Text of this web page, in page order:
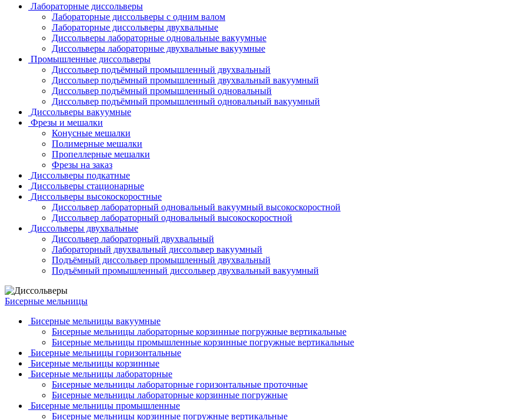
Лабораторные диссольверы
Лабораторные диссольверы с одним валом
Лабораторные диссольверы двухвальные
Диссольверы лабораторные одновальные вакуумные
Диссольверы лабораторные двухвальные вакуумные
Промышленные диссольверы
Диссольвер подъёмный промышленный двухвальный
Диссольвер подъёмный промышленный двухвальный вакуумный
Диссольвер подъёмный промышленный одновальный
Диссольвер подъёмный промышленный одновальный вакуумный
Диссольверы вакуумные
Фрезы и мешалки
Конусные мешалки
Полимерные мешалки
Пропеллерные мешалки
Фрезы на заказ
Диссольверы подкатные
Диссольверы стационарные
Диссольверы высокоскоростные
Диссольвер лабораторный одновальный вакуумный высокоскоростной
Диссольвер лабораторный одновальный высокоскоростной
Диссольверы двухвальные
Диссольвер лабораторный двухвальный
Лабораторный двухвальный диссольвер вакуумный
Подъёмный диссольвер промышленный двухвальный
Подъёмный промышленный диссольвер двухвальный вакуумный
Бисерные мельницы
Бисерные мельницы вакуумные
Бисерные мельницы лабораторные корзинные погружные вертикальные
Бисерные мельницы промышленные корзинные погружные вертикальные
Бисерные мельницы горизонтальные
Бисерные мельницы корзинные
Бисерные мельницы лабораторные
Бисерные мельницы лабораторные горизонтальные проточные
Бисерные мельницы лабораторные корзинные погружные
Бисерные мельницы промышленные
Бисерные мельницы корзинные погружные вертикальные